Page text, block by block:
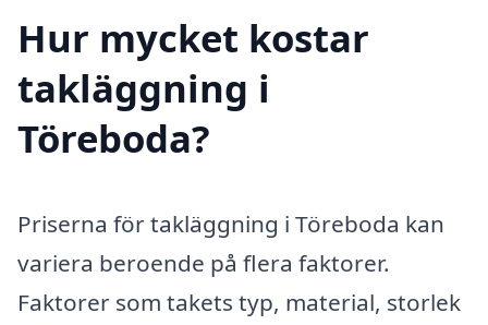
Hur mycket kostar
takläggning i
Töreboda?
Priserna för takläggning i Töreboda kan
variera beroende på flera faktorer.
Faktorer som takets typ, material, storlek